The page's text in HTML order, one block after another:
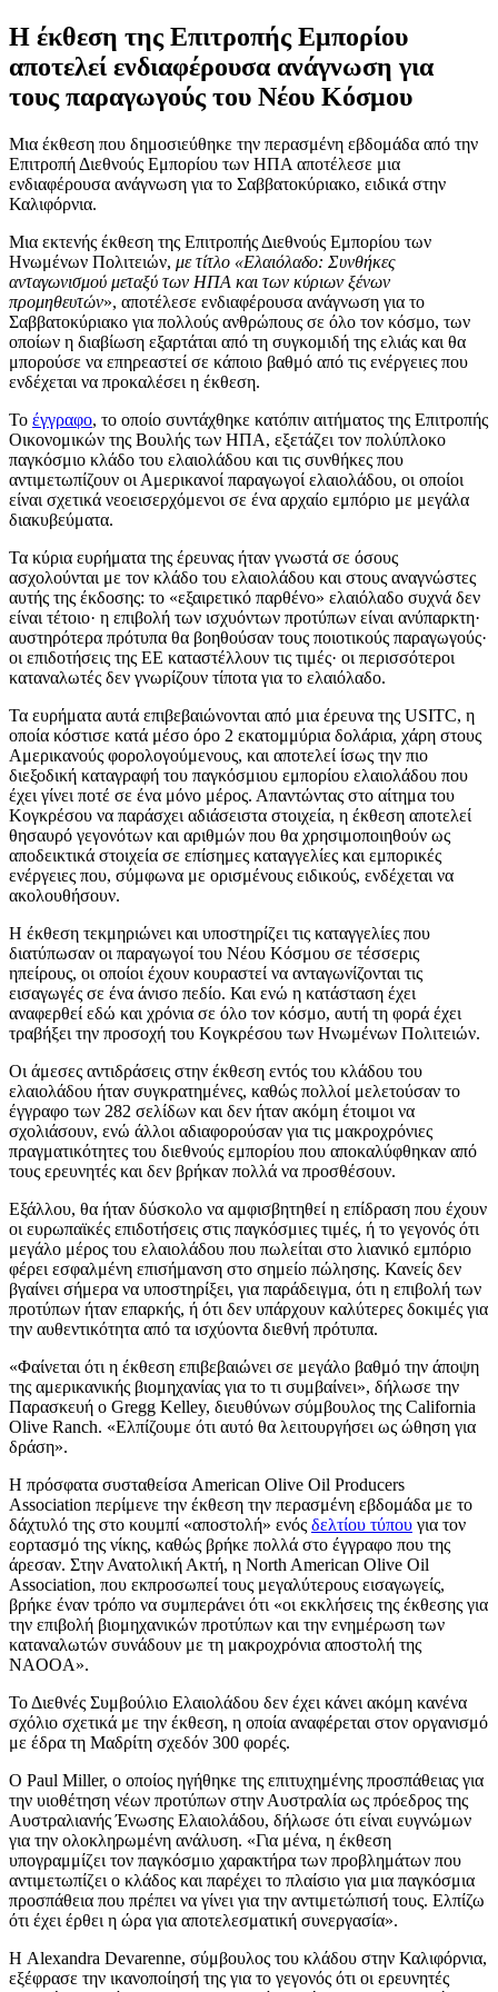
Η έκθεση της Επιτροπής Εμπορίου
αποτελεί ενδιαφέρουσα ανάγνωση για
τους παραγωγούς του Νέου Κόσμου
Μια έκθεση που δημοσιεύθηκε την περασμένη εβδομάδα από την
Επιτροπή Διεθνούς Εμπορίου των ΗΠΑ αποτέλεσε μια
ενδιαφέρουσα ανάγνωση για το Σαββατοκύριακο, ειδικά στην
Καλιφόρνια.
Μια εκτενής έκθεση της Επιτροπής Διεθνούς Εμπορίου των
Ηνωμένων Πολιτειών, με τίτλο «Ελαιόλαδο: Συνθήκες
ανταγωνισμού μεταξύ των ΗΠΑ και των κύριων ξένων
προμηθευτών», αποτέλεσε ενδιαφέρουσα ανάγνωση για το
Σαββατοκύριακο για πολλούς ανθρώπους σε όλο τον κόσμο, των
οποίων η διαβίωση εξαρτάται από τη συγκομιδή της ελιάς και θα
μπορούσε να επηρεαστεί σε κάποιο βαθμό από τις ενέργειες που
ενδέχεται να προκαλέσει η έκθεση.
Το έγγραφο, το οποίο συντάχθηκε κατόπιν αιτήματος της Επιτροπής
Οικονομικών της Βουλής των ΗΠΑ, εξετάζει τον πολύπλοκο
παγκόσμιο κλάδο του ελαιολάδου και τις συνθήκες που
αντιμετωπίζουν οι Αμερικανοί παραγωγοί ελαιολάδου, οι οποίοι
είναι σχετικά νεοεισερχόμενοι σε ένα αρχαίο εμπόριο με μεγάλα
διακυβεύματα.
Τα κύρια ευρήματα της έρευνας ήταν γνωστά σε όσους
ασχολούνται με τον κλάδο του ελαιολάδου και στους αναγνώστες
αυτής της έκδοσης: το «εξαιρετικό παρθένο» ελαιόλαδο συχνά δεν
είναι τέτοιο· η επιβολή των ισχυόντων προτύπων είναι ανύπαρκτη·
αυστηρότερα πρότυπα θα βοηθούσαν τους ποιοτικούς παραγωγούς·
οι επιδοτήσεις της ΕΕ καταστέλλουν τις τιμές· οι περισσότεροι
καταναλωτές δεν γνωρίζουν τίποτα για το ελαιόλαδο.
Τα ευρήματα αυτά επιβεβαιώνονται από μια έρευνα της USITC, η
οποία κόστισε κατά μέσο όρο 2 εκατομμύρια δολάρια, χάρη στους
Αμερικανούς φορολογούμενους, και αποτελεί ίσως την πιο
διεξοδική καταγραφή του παγκόσμιου εμπορίου ελαιολάδου που
έχει γίνει ποτέ σε ένα μόνο μέρος. Απαντώντας στο αίτημα του
Κογκρέσου να παράσχει αδιάσειστα στοιχεία, η έκθεση αποτελεί
θησαυρό γεγονότων και αριθμών που θα χρησιμοποιηθούν ως
αποδεικτικά στοιχεία σε επίσημες καταγγελίες και εμπορικές
ενέργειες που, σύμφωνα με ορισμένους ειδικούς, ενδέχεται να
ακολουθήσουν.
Η έκθεση τεκμηριώνει και υποστηρίζει τις καταγγελίες που
διατύπωσαν οι παραγωγοί του Νέου Κόσμου σε τέσσερις
ηπείρους, οι οποίοι έχουν κουραστεί να ανταγωνίζονται τις
εισαγωγές σε ένα άνισο πεδίο. Και ενώ η κατάσταση έχει
αναφερθεί εδώ και χρόνια σε όλο τον κόσμο, αυτή τη φορά έχει
τραβήξει την προσοχή του Κογκρέσου των Ηνωμένων Πολιτειών.
Οι άμεσες αντιδράσεις στην έκθεση εντός του κλάδου του
ελαιολάδου ήταν συγκρατημένες, καθώς πολλοί μελετούσαν το
έγγραφο των 282 σελίδων και δεν ήταν ακόμη έτοιμοι να
σχολιάσουν, ενώ άλλοι αδιαφορούσαν για τις μακροχρόνιες
πραγματικότητες του διεθνούς εμπορίου που αποκαλύφθηκαν από
τους ερευνητές και δεν βρήκαν πολλά να προσθέσουν.
Εξάλλου, θα ήταν δύσκολο να αμφισβητηθεί η επίδραση που έχουν
οι ευρωπαϊκές επιδοτήσεις στις παγκόσμιες τιμές, ή το γεγονός ότι
μεγάλο μέρος του ελαιολάδου που πωλείται στο λιανικό εμπόριο
φέρει εσφαλμένη επισήμανση στο σημείο πώλησης. Κανείς δεν
βγαίνει σήμερα να υποστηρίξει, για παράδειγμα, ότι η επιβολή των
προτύπων ήταν επαρκής, ή ότι δεν υπάρχουν καλύτερες δοκιμές για
την αυθεντικότητα από τα ισχύοντα διεθνή πρότυπα.
«Φαίνεται ότι η έκθεση επιβεβαιώνει σε μεγάλο βαθμό την άποψη
της αμερικανικής βιομηχανίας για το τι συμβαίνει», δήλωσε την
Παρασκευή ο Gregg Kelley, διευθύνων σύμβουλος της California
Olive Ranch. «Ελπίζουμε ότι αυτό θα λειτουργήσει ως ώθηση για
δράση».
Η πρόσφατα συσταθείσα American Olive Oil Producers
Association περίμενε την έκθεση την περασμένη εβδομάδα με το
δάχτυλό της στο κουμπί «αποστολή» ενός δελτίου τύπου για τον
εορτασμό της νίκης, καθώς βρήκε πολλά στο έγγραφο που της
άρεσαν. Στην Ανατολική Ακτή, η North American Olive Oil
Association, που εκπροσωπεί τους μεγαλύτερους εισαγωγείς,
βρήκε έναν τρόπο να συμπεράνει ότι «οι εκκλήσεις της έκθεσης για
την επιβολή βιομηχανικών προτύπων και την ενημέρωση των
καταναλωτών συνάδουν με τη μακροχρόνια αποστολή της
NAOOA».
Το Διεθνές Συμβούλιο Ελαιολάδου δεν έχει κάνει ακόμη κανένα
σχόλιο σχετικά με την έκθεση, η οποία αναφέρεται στον οργανισμό
με έδρα τη Μαδρίτη σχεδόν 300 φορές.
Ο Paul Miller, ο οποίος ηγήθηκε της επιτυχημένης προσπάθειας για
την υιοθέτηση νέων προτύπων στην Αυστραλία ως πρόεδρος της
Αυστραλιανής Ένωσης Ελαιολάδου, δήλωσε ότι είναι ευγνώμων
για την ολοκληρωμένη ανάλυση. «Για μένα, η έκθεση
υπογραμμίζει τον παγκόσμιο χαρακτήρα των προβλημάτων που
αντιμετωπίζει ο κλάδος και παρέχει το πλαίσιο για μια παγκόσμια
προσπάθεια που πρέπει να γίνει για την αντιμετώπισή τους. Ελπίζω
ότι έχει έρθει η ώρα για αποτελεσματική συνεργασία».
Η Alexandra Devarenne, σύμβουλος του κλάδου στην Καλιφόρνια,
εξέφρασε την ικανοποίησή της για το γεγονός ότι οι ερευνητές